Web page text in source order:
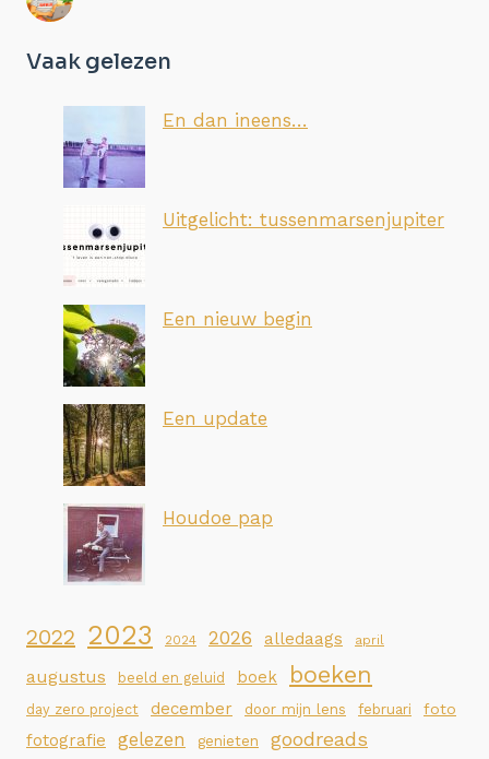
Vaak gelezen
En dan ineens…
Uitgelicht: tussenmarsenjupiter
Een nieuw begin
Een update
Houdoe pap
2022 2023 2024 2026 alledaags april
augustus beeld en geluid boek boeken
day zero project december door mijn lens februari foto
fotografie gelezen genieten goodreads